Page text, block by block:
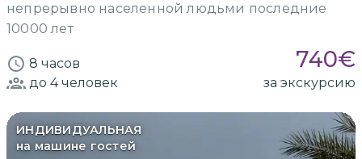
непрерывно населенной людьми последние
10000 лет
8 часов 740€
до 4человек за экскурсию
ИНДИВИДУАЛЬНАЯ
на машине гостей